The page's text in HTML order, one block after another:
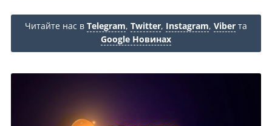
Читайте нас в Telegram, Twitter, Instagram, Viber та
Google Новинах